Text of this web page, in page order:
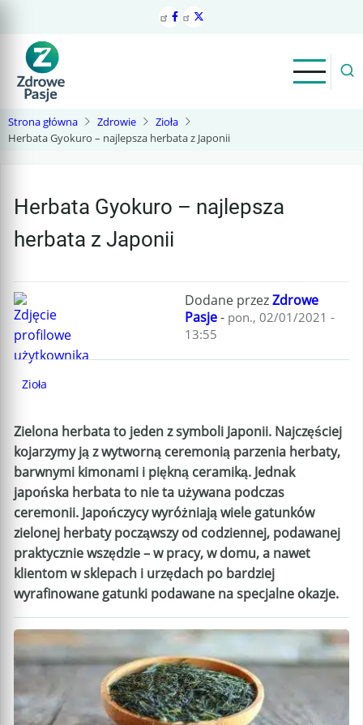
treści
Strona główna Zdrowie
Zioła
Herbata Gyokuro – najlepsza herbata z Japonii
Herbata Gyokuro – najlepsza
herbata z Japonii
Dodane przezZdrowe
Pasje- pon., 02/01/2021 -
13:55
Zioła
Zielona herbata to jeden z symboli Japonii. Najczęściej
kojarzymy ją z wytworną ceremonią parzenia herbaty,
barwnymi kimonami i piękną ceramiką. Jednak
japońska herbata to nie ta używana podczas
ceremonii. Japończycy wyróżniają wiele gatunków
zielonej herbaty począwszy od codziennej, podawanej
praktycznie wszędzie – w pracy, w domu, a nawet
klientom w sklepach i urzędach po bardziej
wyrafinowane gatunki podawane na specjalne okazje.